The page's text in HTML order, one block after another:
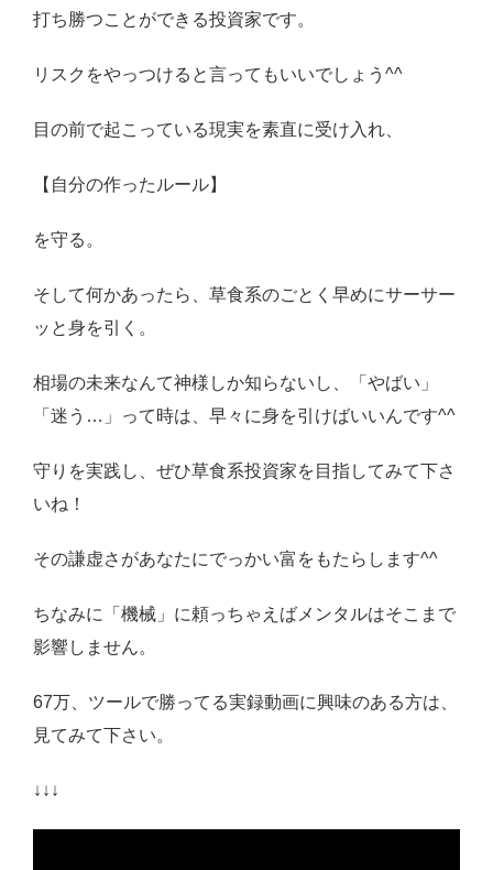
打ち勝つことができる投資家です。
リスクをやっつけると言ってもいいでしょう ^^
目の前で起こっている現実を素直に受け入れ、
【自分の作ったルール】
を守る。
そして何かあったら、草食系のごとく早めにサーサー
ッと身を引く。
相場の未来なんて神様しか知らないし、「やばい」
「迷う … 」って時は、早々に身を引けばいいんです^^
守りを実践し、ぜひ草食系投資家を目指してみて下さ
いね！
その謙虚さがあなたにでっかい富をもたらします^^
ちなみに「機械」に頼っちゃえばメンタルはそこまで
影響しません。
67万、ツールで勝ってる実録動画に興味のある方は、
見てみて下さい。
↓↓↓